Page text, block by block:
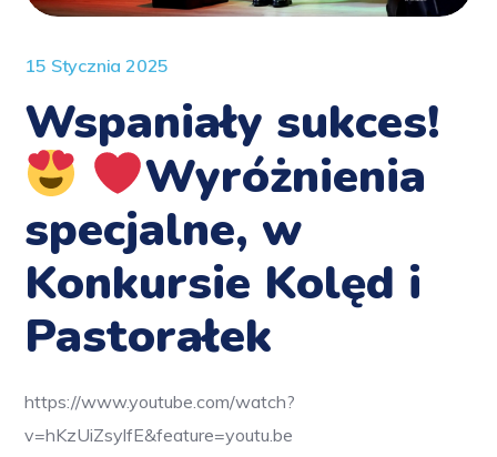
15 Stycznia 2025
Wspaniały sukces!
Wyróżnienia
specjalne, w
Konkursie Kolęd i
Pastorałek
https://www.youtube.com/watch?
v=hKzUiZsylfE&feature=youtu.be